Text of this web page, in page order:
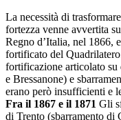
La necessità di
fortezza venne avvertita
Regno d’Italia, nel 1866,
fortificato del
fortificazione articolato su
e Bressanone) e
erano però insufficienti e
Fra il 1867 e il 1871 Gli
di Trento (sbarramento di